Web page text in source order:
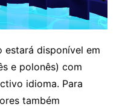
estará disponível em
e polonês) com
idioma. Para
também